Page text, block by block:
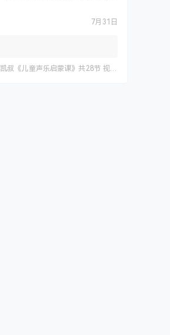
7月31日
凯叔《儿童声乐启蒙课》共28节 视频课程